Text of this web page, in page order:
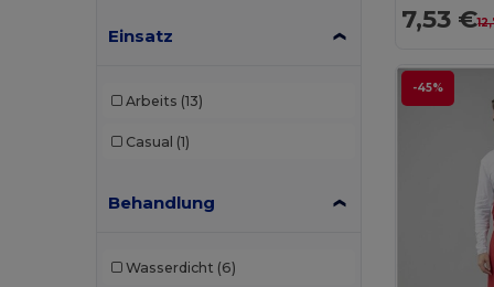
Einsatz
Arbeits (13)
Casual (1)
Behandlung
Wasserdicht (6)
7,53 €
-45%